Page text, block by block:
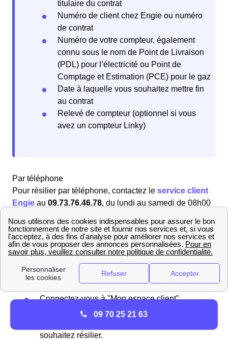
titulaire du contrat
Numéro de client chez Engie ou numéro
de contrat
Numéro de votre compteur, également
connu sous le nom de Point de Livraison
(PDL) pour l’électricité ou Point de
Comptage et Estimation (PCE) pour le gaz
Date à laquelle vous souhaitez mettre fin
au contrat
Relevé de compteur (optionnel si vous
avez un compteur Linky)
Par téléphone
Pour résilier par téléphone, contactez le service client
Engie au 09.73.76.46.78, du lundi au samedi de 08h00
gratuit). Les conseillers vous assisteront dans vos
démarches pour votre logement à Villefontaine (38090).
Vous pouvez également résilier en ligne via votre
espace client sur le site Engie. Suivez ces étapes :
Connectez-vous à "Mon espace client".
Rendez-vous dans la section de vos
souhaitez résilier.
09 70 25 21 63